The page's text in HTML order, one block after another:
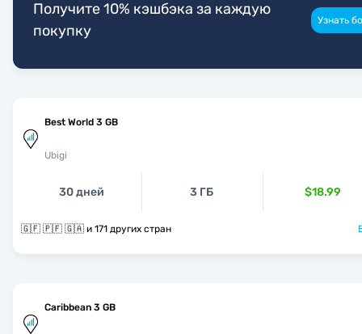
Получите 10% кэшбэка за каждую
покупку
Узнать
Best World 3 GB
Ubigi
30 дней 3 ГБ $18.99
🇬🇫 🇵🇫 🇬🇦 и 171 других стран
Caribbean 3 GB